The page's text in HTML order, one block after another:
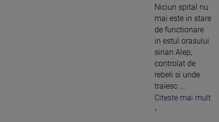
Niciun spital nu
mai este in stare
de functionare
in estul orasului
sirian Alep,
controlat de
rebeli si unde
traiesc ...
Citeste mai mult
›